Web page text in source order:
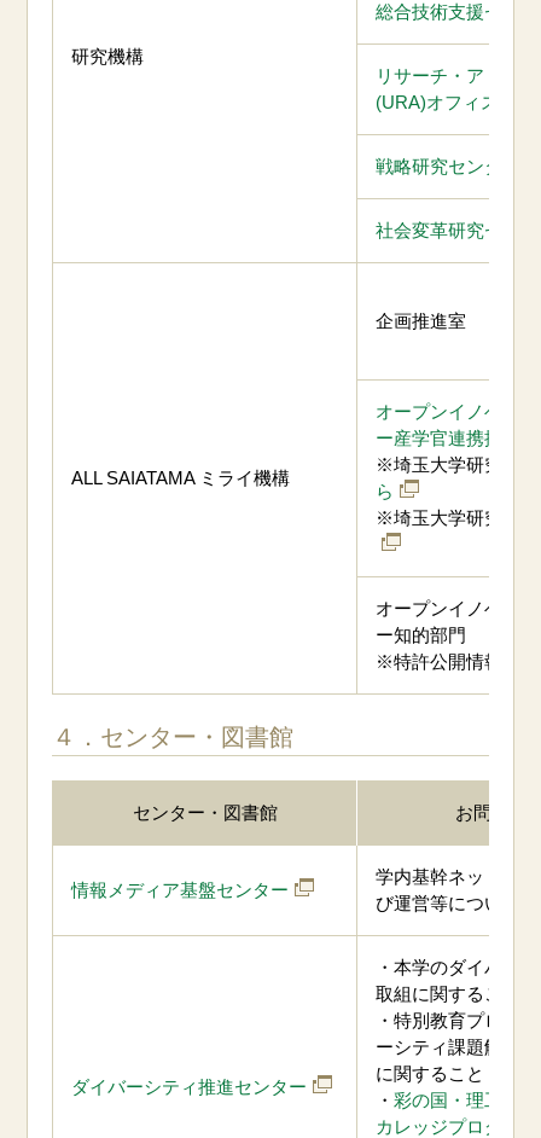
研究機構
総合技術支援セン
リサーチ・アドミ
(URA)オフィス
戦略研究センター
社会変革研究セン
ALL SAIATAMA ミライ機構
企画推進室
オープンイノベー
ー産学官連携推進
※埼玉大学研究シ
ら
※埼玉大学研究マ
オープンイノベー
ー知的部門
※特許公開情報は
４．センター・図書館
センター・図書館 お問合せ
情報メディア基盤センター
学内基幹ネットワ
び運営等について
ダイバーシティ推進センター
・本学のダイバー
取組に関すること
・特別教育プログ
ーシティ課題解決
に関すること
・彩の国・理工系
カレッジプログラ